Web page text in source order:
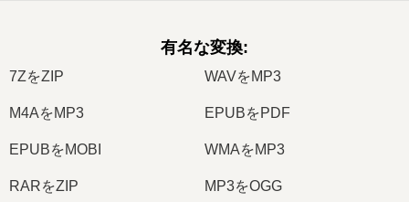
有名な変換:
7ZをZIP WAVをMP3
M4AをMP3 EPUBをPDF
EPUBをMOBI WMAをMP3
RARをZIP MP3をOGG